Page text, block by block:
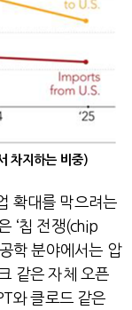
차지하는 비중)
확대를 막으려는
‘칩 전쟁(chip
학 분야에서는 압
같은 자체 오픈
와 클로드 같은